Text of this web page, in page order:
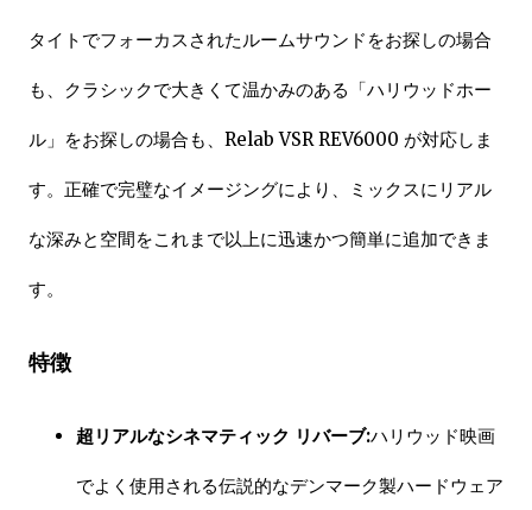
タイトでフォーカスされたルームサウンドをお探しの場合
も、クラシックで大きくて温かみのある「ハリウッドホー
ル」をお探しの場合も、Relab VSR REV6000 が対応しま
す。正確で完璧なイメージングにより、ミックスにリアル
な深みと空間をこれまで以上に迅速かつ簡単に追加できま
す。
特徴
超リアルなシネマティック リバーブ:ハリウッド映画
でよく使用される伝説的なデンマーク製ハードウェア